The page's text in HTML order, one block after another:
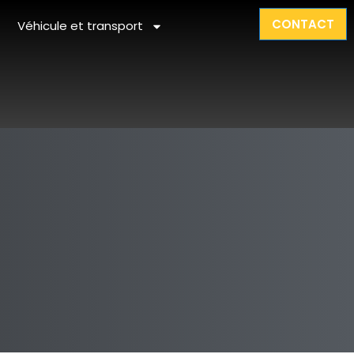
Véhicule et transport CONTACT